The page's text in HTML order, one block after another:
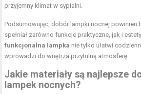
przyjemny klimat w sypialni.
Podsumowując, dobór lampki nocnej powinien
spełniał zarówno funkcje praktyczne, jak i
funkcjonalna lampka nie tylko ułatwi
wprowadzi do wnętrza przytulną atmosferę.
Jakie materiały są najlepsze
lampek nocnych?